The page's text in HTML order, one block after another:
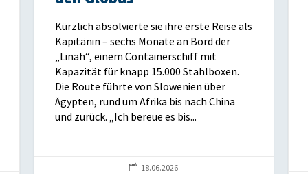
Kürzlich absolvierte sie ihre erste Reise als
Kapitänin – sechs Monate an Bord der
„Linah“, einem Containerschiff mit
Kapazität für knapp 15.000 Stahlboxen.
Die Route führte von Slowenien über
Ägypten, rund um Afrika bis nach China
und zurück. „Ich bereue es bis...
 18.06.2026